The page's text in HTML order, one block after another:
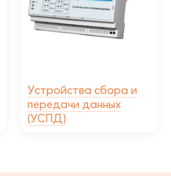
Устройства сбора и
передачи данных
(УСПД)